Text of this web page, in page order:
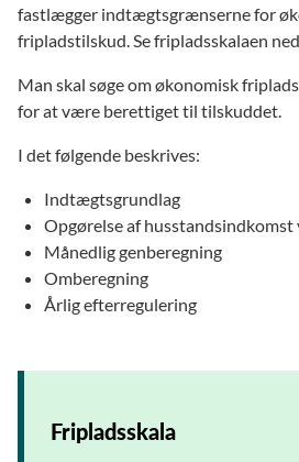
fastlægger indtægtsgrænserne for
fripladstilskud. Se fripladsskalaen
Man skal søge om økonomisk
for at være berettiget til tilskuddet.
I det følgende beskrives:
Indtægtsgrundlag
Opgørelse af husstandsindkomst
Månedlig genberegning
Omberegning
Årlig efterregulering
Fripladsskala